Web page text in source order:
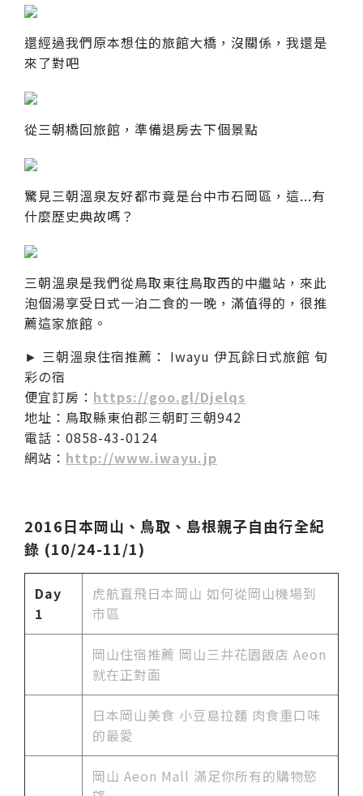
還經過我們原本想住的旅館大橋，沒關係，我還是
來了對吧
從三朝橋回旅館，準備退房去下個景點
驚見三朝溫泉友好都市竟是台中市石岡區，這...有
什麼歷史典故嗎？
三朝溫泉是我們從鳥取東往鳥取西的中繼站，來此
泡個湯享受日式一泊二食的一晚，滿值得的，很推
薦這家旅館。
► 三朝溫泉住宿推薦： Iwayu 伊瓦餘日式旅館 旬
彩の宿
便宜訂房： https://goo.gl/Djelqs
地址：鳥取縣東伯郡三朝町三朝942
電話：0858-43-0124
網站： http://www.iwayu.jp
2016日本岡山、鳥取、島根親子自由行全紀
錄 (10/24-11/1)
Day
1
虎航直飛日本岡山 如何從岡山機場到
市區
岡山住宿推薦 岡山三井花園飯店 Aeon
就在正對面
日本岡山美食 小豆島拉麵 肉食重口味
的最愛
岡山 Aeon Mall 滿足你所有的購物慾